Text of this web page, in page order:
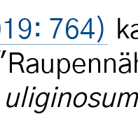
764)
uliginosum